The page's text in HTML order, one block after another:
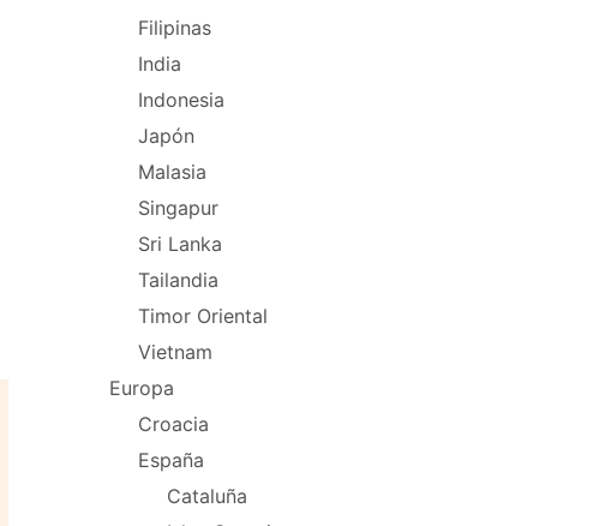
Filipinas
India
Indonesia
Japón
Malasia
Singapur
Sri Lanka
Tailandia
Timor Oriental
Vietnam
Europa
Croacia
España
Cataluña